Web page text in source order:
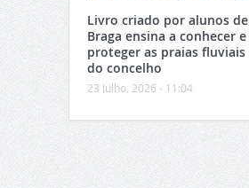
Livro criado por alunos de
Braga ensina a conhecer e
proteger as praias fluviais
do concelho
23 Julho, 2026 - 11:04